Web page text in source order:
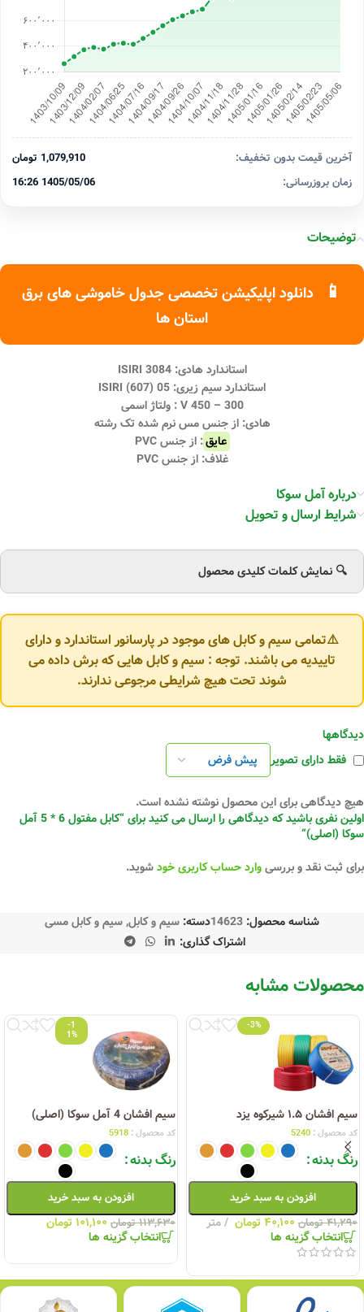
آخرین قیمت بدون تخفیف:
1,079,910 تومان
زمان بروزرسانی:
1405/05/06 16:26
توضیحات
📱
دانلود اپلیکیشن تخصصی جدول خاموشی های برق
استان ها
استاندارد هادی: ISIRI 3084
استاندارد سیم زیری: ISIRI (607) 05
300 – 450 V : ولتاژ اسمی
هادی: از جنس مس نرم شده تک رشته
عایق: از جنس PVC
غلاف: از جنس PVC
درباره آمل سوکا
شرایط ارسال و تحویل
🔍 نمایش کلمات کلیدی محصول
⚠️تمامی سیم و کابل های موجود در پارسانور استاندارد و دارای
تاییدیه می باشند. توجه : سیم و کابل هایی که برش داده می
شوند تحت هیچ شرایطی مرجوعی ندارند.
دیدگاهها
فقط دارای تصویر
هیچ دیدگاهی برای این محصول نوشته نشده است.
اولین نفری باشید که دیدگاهی را ارسال می کنید برای “کابل مفتول 6 * 5 آمل
سوکا (اصلی)”
برای ثبت نقد و بررسیوارد حساب کاربری خودشوید.
شناسه محصول: 14623دسته: سیم و کابل,سیم و کابل مسی
اشتراک گذاری:
محصولات مشابه
-3%
سیم افشان ۱.۵ شیرکوه یزد
کد محصول : 5240
رنگ بدنه
افزودن به سبد خرید
۴۱,۲۹۰ تومان ۴۰,۱۰۰ تومان متر
انتخاب گزینه ها
-1
1%
سیم افشان 4 آمل سوکا (اصلی)
کد محصول : 5918
رنگ بدنه
افزودن به سبد خرید
۱۱۳,۶۳۰ تومان ۱۰۱,۱۰۰ تومان
انتخاب گزینه ها